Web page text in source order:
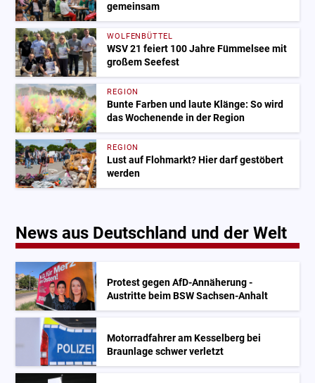
gemeinsam
WOLFENBÜTTEL
WSV 21 feiert 100 Jahre Fümmelsee mit
großem Seefest
REGION
Bunte Farben und laute Klänge: So wird
das Wochenende in der Region
REGION
Lust auf Flohmarkt? Hier darf gestöbert
werden
News aus Deutschland und der Welt
Protest gegen AfD-Annäherung -
Austritte beim BSW Sachsen-Anhalt
Motorradfahrer am Kesselberg bei
Braunlage schwer verletzt